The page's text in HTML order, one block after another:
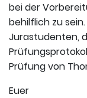
bei der
behilflich zu
Jurastudenten,
Prüfung von
Euer